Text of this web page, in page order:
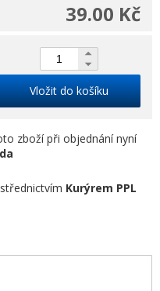
39.00 Kč
Vložit do košíku
zboží při objednání nyní
Kurýrem PPL